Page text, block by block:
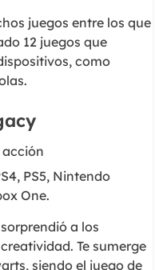
juegos entre los que
12 juegos que
como
acción
PS5, Nintendo
One.
a los
Te sumerge
siendo el juego de